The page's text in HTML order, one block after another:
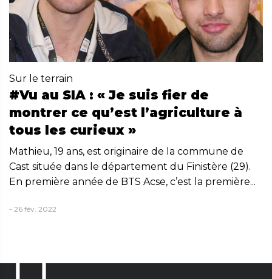
Sur le terrain
#Vu au SIA : « Je suis fier de
montrer ce qu’est l’agriculture à
tous les curieux »
Mathieu, 19 ans, est originaire de la commune de
Cast située dans le département du Finistère (29).
En première année de BTS Acse, c’est la première...
- 26 fév. 2022